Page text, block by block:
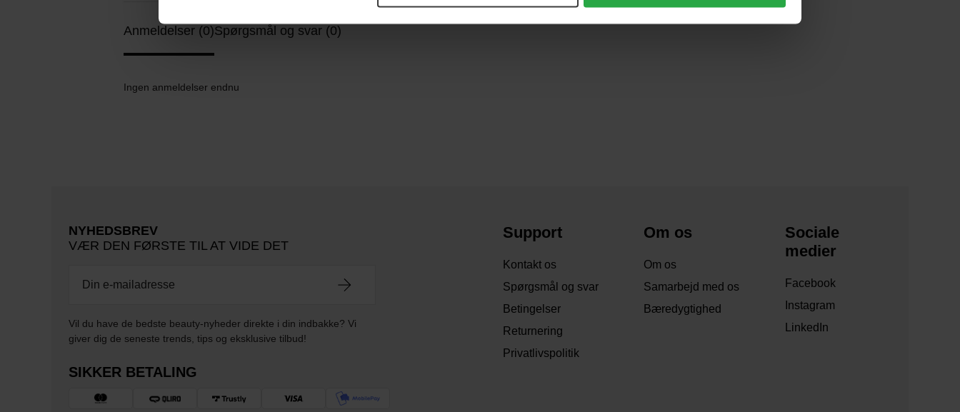
Anmeldelser (0)Spørgsmål og svar (0)
Ingen anmeldelser endnu
NYHEDSBREV
VÆR DEN FØRSTE TIL AT VIDE DET
Vil du have de bedste beauty-nyheder direkte i din indbakke? Vi
giver dig de seneste trends, tips og eksklusive tilbud!
SIKKER BETALING
Support
Kontakt os
Spørgsmål og svar
Betingelser
Returnering
Privatlivspolitik
Om os
Om os
Samarbejd med os
Bæredygtighed
Sociale
medier
Facebook
Instagram
LinkedIn